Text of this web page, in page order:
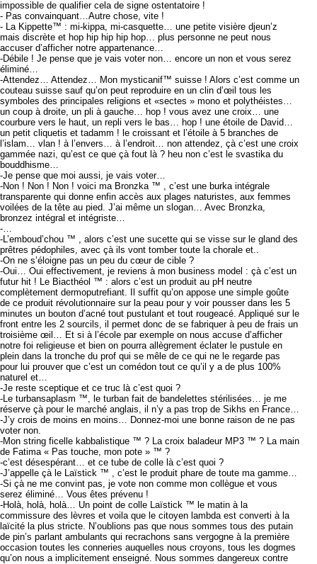
impossible de qualifier cela de signe ostentatoire !
- Pas convainquant…Autre chose, vite !
- La Kippette™ : mi-kippa, mi-casquette… une petite visière djeun’z
mais discrète et hop hip hip hip hop… plus personne ne peut nous
accuser d’afficher notre appartenance…
-Débile ! Je pense que je vais voter non… encore un non et vous serez
éliminé…
-Attendez… Attendez… Mon mysticanif™ suisse ! Alors c’est comme un
couteau suisse sauf qu’on peut reproduire en un clin d’œil tous les
symboles des principales religions et «sectes » mono et polythéistes…
un coup à droite, un pli à gauche… hop ! vous avez une croix… une
courbure vers le haut, un repli vers le bas… hop ! une étoile de David…
un petit cliquetis et tadamm ! le croissant et l’étoile à 5 branches de
l’islam… vlan ! à l’envers… à l’endroit… non attendez, çà c’est une croix
gammée nazi, qu’est ce que çà fout là ? heu non c’est le svastika du
bouddhisme…
-Je pense que moi aussi, je vais voter…
-Non ! Non ! Non ! voici ma Bronzka ™ , c’est une burka intégrale
transparente qui donne enfin accès aux plages naturistes, aux femmes
voilées de la tête au pied. J’ai même un slogan… Avec Bronzka,
bronzez intégral et intégriste…
-…
-L’emboud’chou ™ , alors c’est une sucette qui se visse sur le gland des
prêtres pédophiles, avec çà ils vont tomber toute la chorale et..
-On ne s’éloigne pas un peu du cœur de cible ?
-Oui… Oui effectivement, je reviens à mon business model : çà c’est un
futur hit ! Le Biacthéol ™ : alors c’est un produit au pH neutre
complètement dermoputrefiant. Il suffit qu’on appose une simple goûte
de ce produit révolutionnaire sur la peau pour y voir pousser dans les 5
minutes un bouton d’acné tout pustulant et tout rougeacé. Appliqué sur le
front entre les 2 sourcils, il permet donc de se fabriquer à peu de frais un
troisième œil… Et si à l’école par exemple on nous accuse d’afficher
notre foi religieuse et bien on pourra allègrement éclater le pustule en
plein dans la tronche du prof qui se mêle de ce qui ne le regarde pas
pour lui prouver que c’est un comédon tout ce qu’il y a de plus 100%
naturel et…
-Je reste sceptique et ce truc là c’est quoi ?
-Le turbansaplasm ™, le turban fait de bandelettes stérilisées… je me
réserve çà pour le marché anglais, il n’y a pas trop de Sikhs en France…
-J’y crois de moins en moins… Donnez-moi une bonne raison de ne pas
voter non.
-Mon string ficelle kabbalistique ™ ? La croix baladeur MP3 ™ ? La main
de Fatima « Pas touche, mon pote » ™ ?
-c’est désespérant… et ce tube de colle là c’est quoi ?
-J’appelle çà le Laïstick ™ , c’est le produit phare de toute ma gamme…
-Si çà ne me convint pas, je vote non comme mon collègue et vous
serez éliminé… Vous êtes prévenu !
-Holà, holà, holà… Un point de colle Laïstick ™ le matin à la
commissure des lèvres et voila que le citoyen lambda est converti à la
laïcité la plus stricte. N’oublions pas que nous sommes tous des putain
de pin’s parlant ambulants qui recrachons sans vergogne à la première
occasion toutes les conneries auquelles nous croyons, tous les dogmes
qu’on nous a implicitement enseigné. Nous sommes dangereux contre